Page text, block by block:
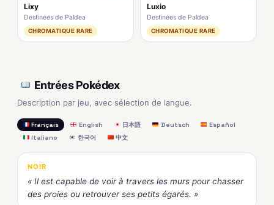
Lixy
Destinées de Paldea
CHROMATIQUE RARE
Luxio
Destinées de Paldea
CHROMATIQUE RARE
Entrées Pokédex
Description par jeu, avec sélection de langue.
Français English 日本語 Deutsch
Español
Italiano
한국어 中文
NOIR
« Il est capable de voir à travers les murs pour chasser
des proies ou retrouver ses petits égarés. »